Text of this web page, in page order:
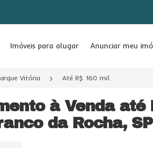
Imóveis para alugar Anunciar meu
Vitória Até R$ 160 mil
à Venda até
da Rocha, SP